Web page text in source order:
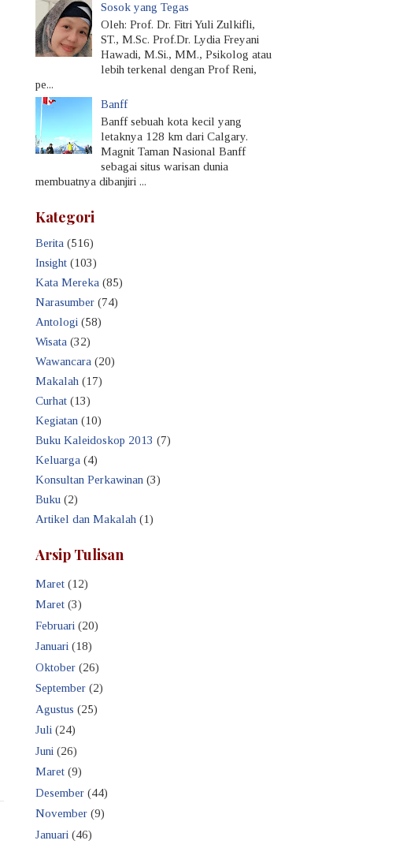
Sosok yang Tegas
Oleh: Prof. Dr. Fitri Yuli Zulkifli,
ST., M.Sc. Prof.Dr. Lydia Freyani
Hawadi, M.Si., MM., Psikolog atau
lebih terkenal dengan Prof Reni,
pe...
Banff
Banff sebuah kota kecil yang
letaknya 128 km dari Calgary.
Magnit Taman Nasional Banff
sebagai situs warisan dunia
membuatnya dibanjiri ...
Kategori
Berita (516)
Insight (103)
Kata Mereka (85)
Narasumber (74)
Antologi (58)
Wisata (32)
Wawancara (20)
Makalah (17)
Curhat (13)
Kegiatan (10)
Buku Kaleidoskop 2013 (7)
Keluarga (4)
Konsultan Perkawinan (3)
Buku (2)
Artikel dan Makalah (1)
Arsip Tulisan
Maret (12)
Maret (3)
Februari (20)
Januari (18)
Oktober (26)
September (2)
Agustus (25)
Juli (24)
Juni (26)
Maret (9)
Desember (44)
November (9)
Januari (46)